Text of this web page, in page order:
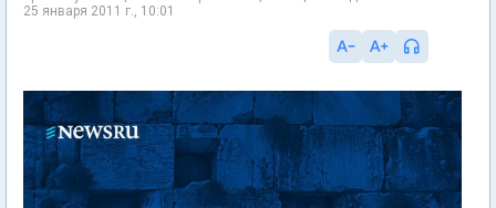
25 января 2011 г., 10:01